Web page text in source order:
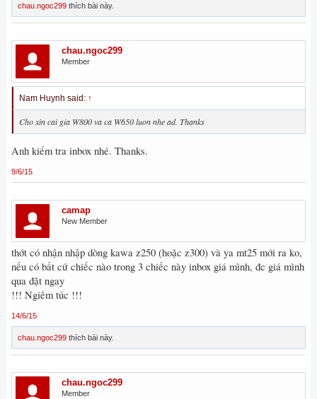
chau.ngoc299 thích bài này.
chau.ngoc299
Member
Nam Huynh said: ↑
Cho xin cai gia W800 va ca W650 luon nhe ad. Thanks
Anh kiểm tra inbox nhé. Thanks.
9/6/15
camap
New Member
thớt có nhận nhập dòng kawa z250 (hoặc z300) và ya mt25 mới ra ko,
nếu có bất cứ chiếc nào trong 3 chiếc này inbox giá mình, đc giá mình
qua đặt ngay
!!! Ngiêm túc !!!
14/6/15
chau.ngoc299 thích bài này.
chau.ngoc299
Member